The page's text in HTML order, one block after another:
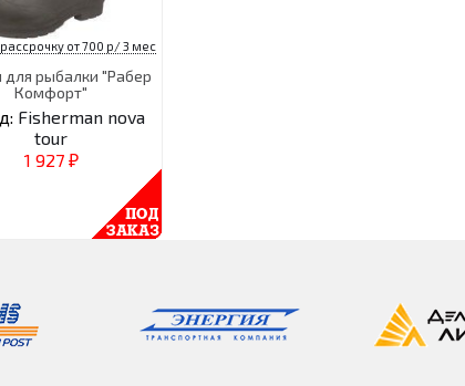
рассрочку от 700 р/ 3 мес
для рыбалки "Рабер
Комфорт"
Fisherman nova
tour
1 927 ₽